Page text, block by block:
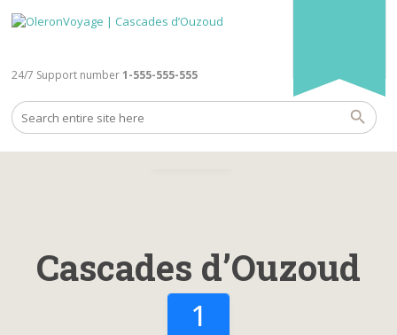
24/7 Support number 1-555-555-555
Gallery
Cascades d’Ouzoud
1